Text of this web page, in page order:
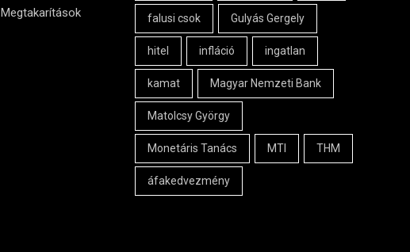
Megtakarítások
falusi csok Gulyás Gergely
hitel infláció ingatlan
kamat Magyar Nemzeti Bank
Matolcsy György
Monetáris Tanács MTI THM
áfakedvezmény